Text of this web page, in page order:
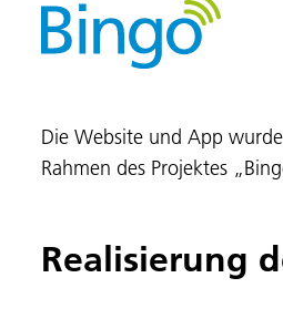
Die Website und App
Rahmen des Projektes
Realisierung